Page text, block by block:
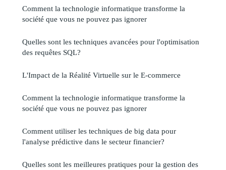
Comment la technologie informatique transforme la
société que vous ne pouvez pas ignorer
Quelles sont les techniques avancées pour l'optimisation
des requêtes SQL?
L'Impact de la Réalité Virtuelle sur le E-commerce
Comment la technologie informatique transforme la
société que vous ne pouvez pas ignorer
Comment utiliser les techniques de big data pour
l'analyse prédictive dans le secteur financier?
Quelles sont les meilleures pratiques pour la gestion des